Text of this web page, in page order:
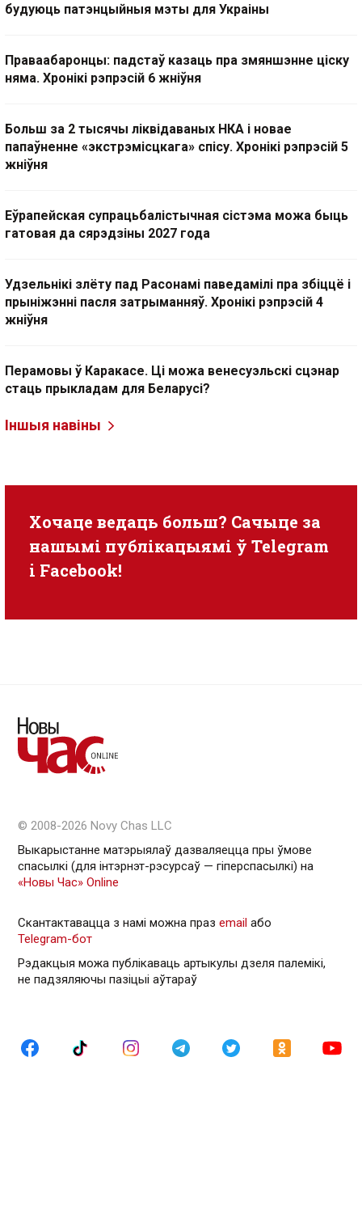
будуюць патэнцыйныя мэты для Украіны
Праваабаронцы: падстаў казаць пра змяншэнне ціску
няма. Хронікі рэпрэсій 6 жніўня
Больш за 2 тысячы ліквідаваных НКА і новае
папаўненне «экстрэмісцкага» спісу. Хронікі рэпрэсій 5
жніўня
Еўрапейская супрацьбалістычная сістэма можа быць
гатовая да сярэдзіны 2027 года
Удзельнікі злёту пад Расонамі паведамілі пра збіццё і
прыніжэнні пасля затрыманняў. Хронікі рэпрэсій 4
жніўня
Перамовы ў Каракасе. Ці можа венесуэльскі сцэнар
стаць прыкладам для Беларусі?
Іншыя навіны
Хочаце ведаць больш? Сачыце за
нашымі публікацыямі ў Telegram
i Facebook!
© 2008-2026 Novy Chas LLC
Выкарыстанне матэрыялаў дазваляецца пры ўмове
спасылкі (для інтэрнэт-рэсурсаў — гiперспасылкi) на
«Новы Час» Online
Скантактавацца з намі можна праз email або
Telegram-бот
Рэдакцыя можа публікаваць артыкулы дзеля палемікі,
не падзяляючы пазіцыі аўтараў